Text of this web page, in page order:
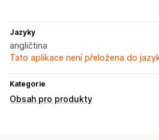
Jazyky
angličtina
Tato aplikace není přeložena do
Kategorie
Obsah pro produkty